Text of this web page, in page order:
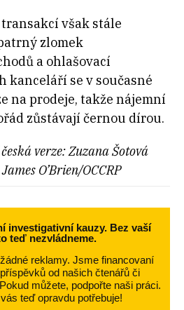
však stále
zlomek
a ohlašovací
kanceláří se v současné
na prodeje, takže nájemní
zůstávají černou dírou.
verze: Zuzana Šotová
O’Brien/OCCRP